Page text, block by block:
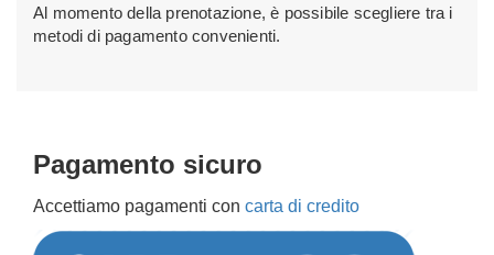
Al momento della prenotazione, è possibile scegliere tra i
metodi di pagamento convenienti.
Pagamento sicuro
Accettiamo pagamenti con carta di credito